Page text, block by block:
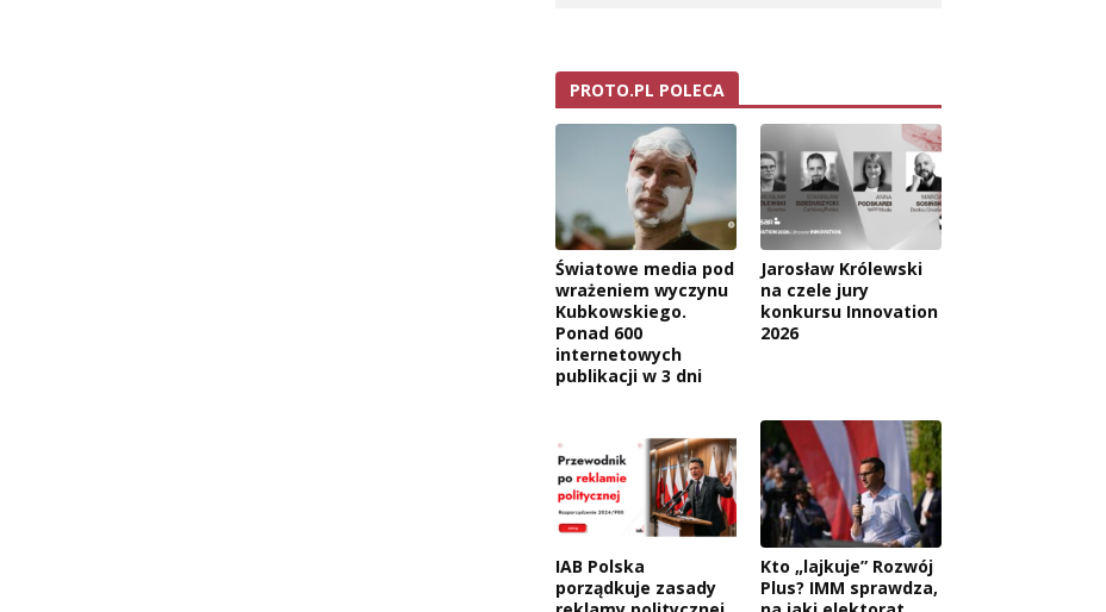
PROTO.PL POLECA
Światowe media pod
wrażeniem wyczynu
Kubkowskiego.
Ponad 600
internetowych
publikacji w 3 dni
Jarosław Królewski
na czele jury
konkursu Innovation
2026
IAB Polska
porządkuje zasady
Kto „lajkuje” Rozwój
Plus? IMM sprawdza,